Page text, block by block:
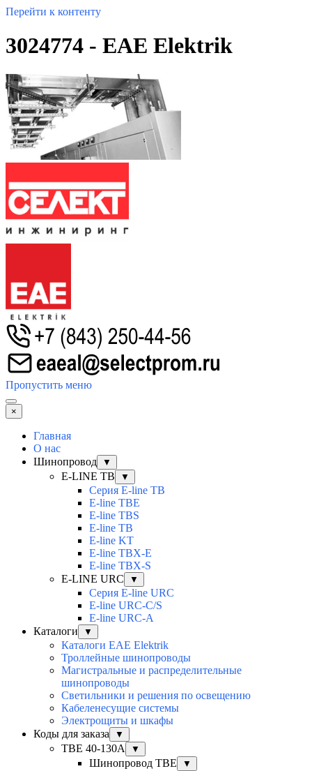
Перейти к контенту
3024774 - EAE Elektrik
Пропустить меню
×
Главная
О нас
Шинопровод
▼
E-LINE TB ▼
Серия E-line TB
E-line TBE
E-line TBS
E-line TB
E-line KT
E-line TBX-E
E-line TBX-S
E-LINE URC
▼
Серия E-line URC
E-line URC-C/S
E-line URC-A
Каталоги
▼
Каталоги EAE Elektrik
Троллейные шинопроводы
Магистральные и распределительные
шинопроводы
Светильники и решения по освещению
Кабеленесущие системы
Электрощиты и шкафы
Коды для заказа
▼
TBE 40-130A ▼
Шинопровод TBE ▼